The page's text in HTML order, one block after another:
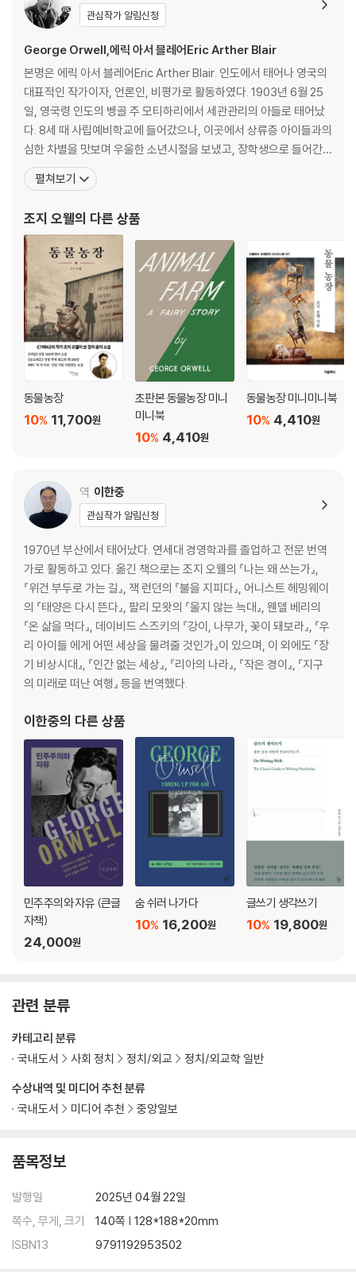
관심작가 알림신청
George Orwell,에릭 아서 블레어Eric Arther Blair
본명은 에릭 아서 블레어Eric Arther Blair. 인도에서 태어나 영국의
대표적인 작가이자, 언론인, 비평가로 활동하였다. 1903년 6월 25
일, 영국령 인도의 벵골 주 모티하리에서 세관관리의 아들로 태어났
다. 8세 때 사립예비학교에 들어갔으나, 이곳에서 상류층 아이들과의
심한 차별을 맛보며 우울한 소년시절을 보냈고, 장학생으로 들어간
이튼교에서의 학창시절 역시 계급 차이를 뼈저리게 실감하는 계기가
되었다. 졸업 후 대학 진학을 포기하고 1922년부터 5년간 미얀마에
행을 두 눈으로 목격한 그는 자신의 직업에
펼쳐보기
조지 오웰의 다른 상품
동물농장
11,700원
10%
초판본 동물농장 미니
미니북
4,410원
10%
동물농장 미니미니북
4,410원
10%
역 이한중
관심작가 알림신청
1970년 부산에서 태어났다. 연세대 경영학과를 졸업하고 전문 번역
가로 활동하고 있다. 옮긴 책으로는 조지 오웰의 『나는 왜 쓰는가』,
『위건 부두로 가는 길』, 잭 런던의 『불을 지피다』, 어니스트 헤밍웨이
의 『태양은 다시 뜬다』, 팔리 모왓의 『울지 않는 늑대』, 웬델 베리의
『온 삶을 먹다』, 데이비드 스즈키의 『강이, 나무가, 꽃이 돼보라』, 『우
리 아이들 에게 어떤 세상을 물려줄 것인가』이 있으며, 이 외에도 『장
기 비상시대』, 『인간 없는 세상』, 『리아의 나라』, 『작은 경이』, 『지구
의 미래로 떠난 여행』 등을 번역했다.
이한중의 다른 상품
민주주의와 자유 (큰글
자책)
24,000원
숨 쉬러 나가다
16,200원
10%
글쓰기 생각쓰기
19,800원
10%
관련 분류
수상내역 및 미디어 추천 분류
국내도서
미디어 추천 중앙일보
카테고리 분류
국내도서
사회 정치 정치/외교 정치/외교학 일반
품목정보
발행일
2025년 04월 22일
쪽수, 무게, 크기
140쪽 | 128*188*20mm
ISBN13
9791192953502